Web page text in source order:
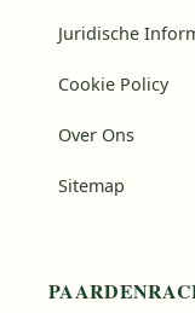
Juridische
Cookie Policy
Over Ons
Sitemap